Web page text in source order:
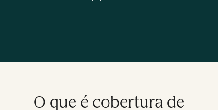
O que é cobertura de